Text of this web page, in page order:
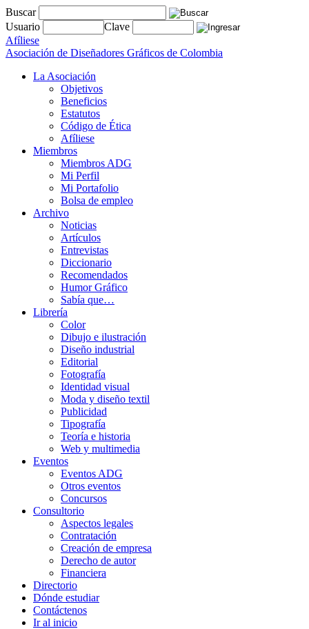
Buscar
Usuario
Clave
Afíliese
Asociación de Diseñadores Gráficos de Colombia
La Asociación
Objetivos
Beneficios
Estatutos
Código de Ética
Afíliese
Miembros
Miembros ADG
Mi Perfil
Mi Portafolio
Bolsa de empleo
Archivo
Noticias
Artículos
Entrevistas
Diccionario
Recomendados
Humor Gráfico
Sabía que…
Librería
Color
Dibujo e ilustración
Diseño industrial
Editorial
Fotografía
Identidad visual
Moda y diseño textil
Publicidad
Tipografía
Teoría e historia
Web y multimedia
Eventos
Eventos ADG
Otros eventos
Concursos
Consultorio
Aspectos legales
Contratación
Creación de empresa
Derecho de autor
Financiera
Directorio
Dónde estudiar
Contáctenos
Ir al inicio